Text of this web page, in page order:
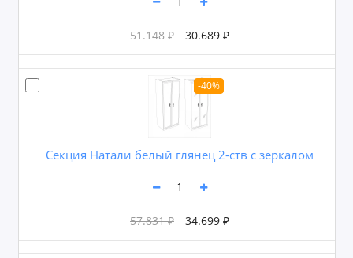
51.148 ₽ 30.689 ₽
-40%
Секция Натали белый глянец 2-ств с зеркалом
57.831 ₽ 34.699 ₽